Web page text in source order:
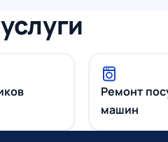
Ремонт
машин